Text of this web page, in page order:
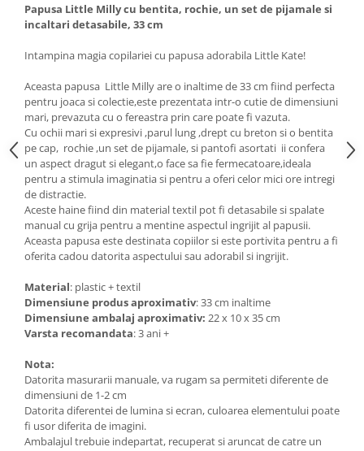
Papusa Little Milly cu bentita, rochie, un set de pijamale si
incaltari detasabile, 33 cm
Intampina magia copilariei cu papusa adorabila Little Kate!
Aceasta papusa Little Milly are o inaltime de 33 cm fiind perfecta
pentru joaca si colectie,este prezentata intr-o cutie de dimensiuni
mari, prevazuta cu o fereastra prin care poate fi vazuta.
Cu ochii mari si expresivi ,parul lung ,drept cu breton si o bentita
pe cap, rochie ,un set de pijamale, si pantofi asortati ii confera
un aspect dragut si elegant,o face sa fie fermecatoare,ideala
pentru a stimula imaginatia si pentru a oferi celor mici ore intregi
de distractie.
Aceste haine fiind din material textil pot fi detasabile si spalate
manual cu grija pentru a mentine aspectul ingrijit al papusii.
Aceasta papusa este destinata copiilor si este portivita pentru a fi
oferita cadou datorita aspectului sau adorabil si ingrijit.
Material: plastic + textil
Dimensiune produs aproximativ: 33 cm inaltime
Dimensiune ambalaj aproximativ: 22 x 10 x 35 cm
Varsta recomandata: 3 ani +
Nota:
Datorita masurarii manuale, va rugam sa permiteti diferente de
dimensiuni de 1-2 cm
Datorita diferentei de lumina si ecran, culoarea elementului poate
fi usor diferita de imagini.
Ambalajul trebuie indepartat, recuperat si aruncat de catre un